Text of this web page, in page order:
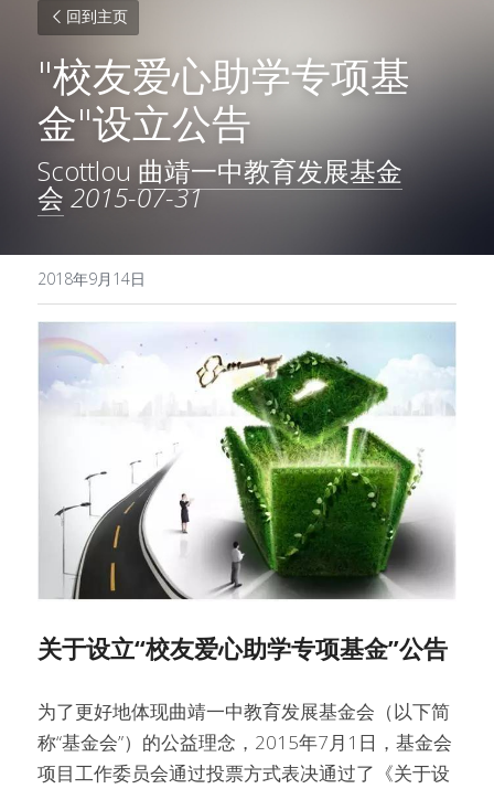
回到主页
"校友爱心助学专项基
金"设立公告
Scottlou 曲靖一中教育发展基金
会 2015-07-31
2018年9月14日
关于设立“校友爱心助学专项基金”公告
为了更好地体现曲靖一中教育发展基金会（以下简
称“基金会”）的公益理念，2015年7月1日，基金会
项目工作委员会通过投票方式表决通过了《关于设